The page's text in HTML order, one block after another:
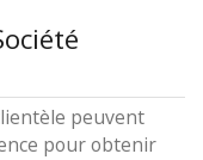
peuvent
pour obtenir